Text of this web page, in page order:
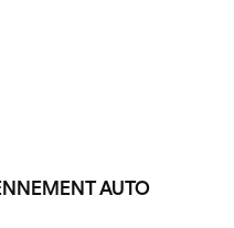
AUTO